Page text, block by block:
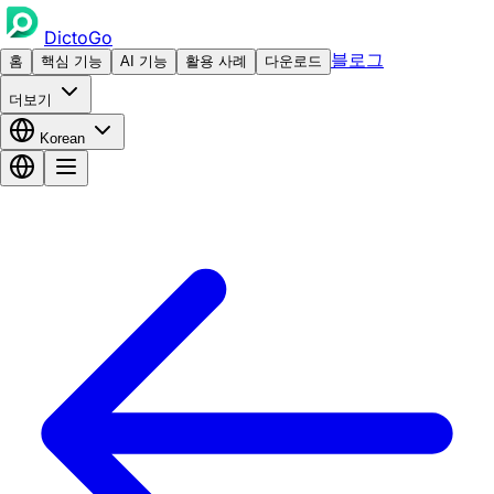
DictoGo
홈 핵심 기능 AI 기능 활용 사례 다운로드 블로그
더보기
Korean